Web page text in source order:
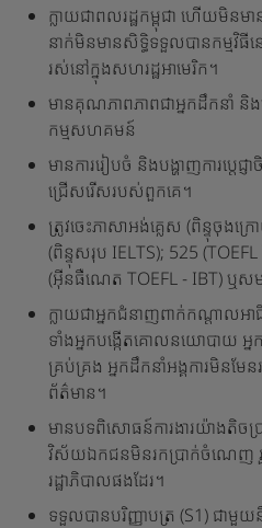
ក្លាយជាពលរដ្ឋកម្ពុជា ហើយមិនម
នាក់មិនមានសិទ្ធិទទួលបានកម្មវិធី
រស់នៅក្នុងសហរដ្ឋអាមេរិក។
មានគុណភាពភាពជាអ្នកដឹកនាំ និ
កម្មសហគមន៍
មានការរៀបចំ និងបង្ហាញការប្តេជ្
ជ្រើសរើសរបស់ពួកគេ។
ត្រូវចេះភាសាអង់គ្លេស (ពិន្ទុចុង
(ពិន្ទុសរុប IELTS); 525
(អ៊ីនធឺណេត TOEFL - IBT) ឬ
ក្លាយជាអ្នកជំនាញពាក់កណ្តាលអ
ទាំងអ្នកបង្កើតគោលនយោបាយ អ្ន
គ្រប់គ្រង អ្នកដឹកនាំអង្គការមិនមែ
ព័ត៌មាន។
មានបទពិសោធន៍ការងារយ៉ាងតិចប្
វិស័យឯកជនមិនរកប្រាក់ចំណេញ រួ
រដ្ឋាភិបាលផងដែរ។
ទទួលបានបរិញ្ញាបត្រ (S1) ជាមួ